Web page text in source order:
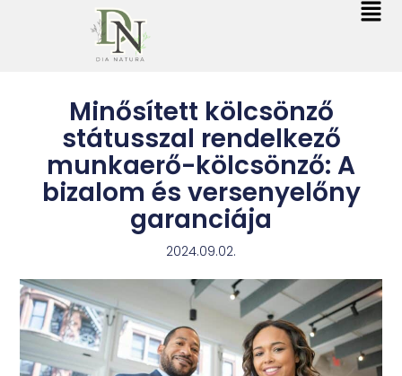
Minősített kölcsönző
státusszal rendelkező
munkaerő-kölcsönző: A
bizalom és versenyelőny
garanciája
2024.09.02.